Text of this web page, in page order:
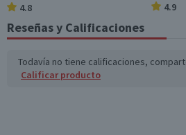
Azúcares totales
(g)
*Ingesta de referencia de un adulto
4.8 4.9
Reseñas y Calificaciones
Todavía no tiene calificaciones,
Calificar producto